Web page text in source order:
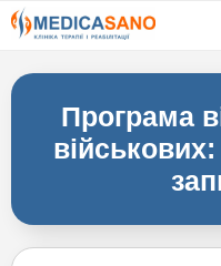
Програма